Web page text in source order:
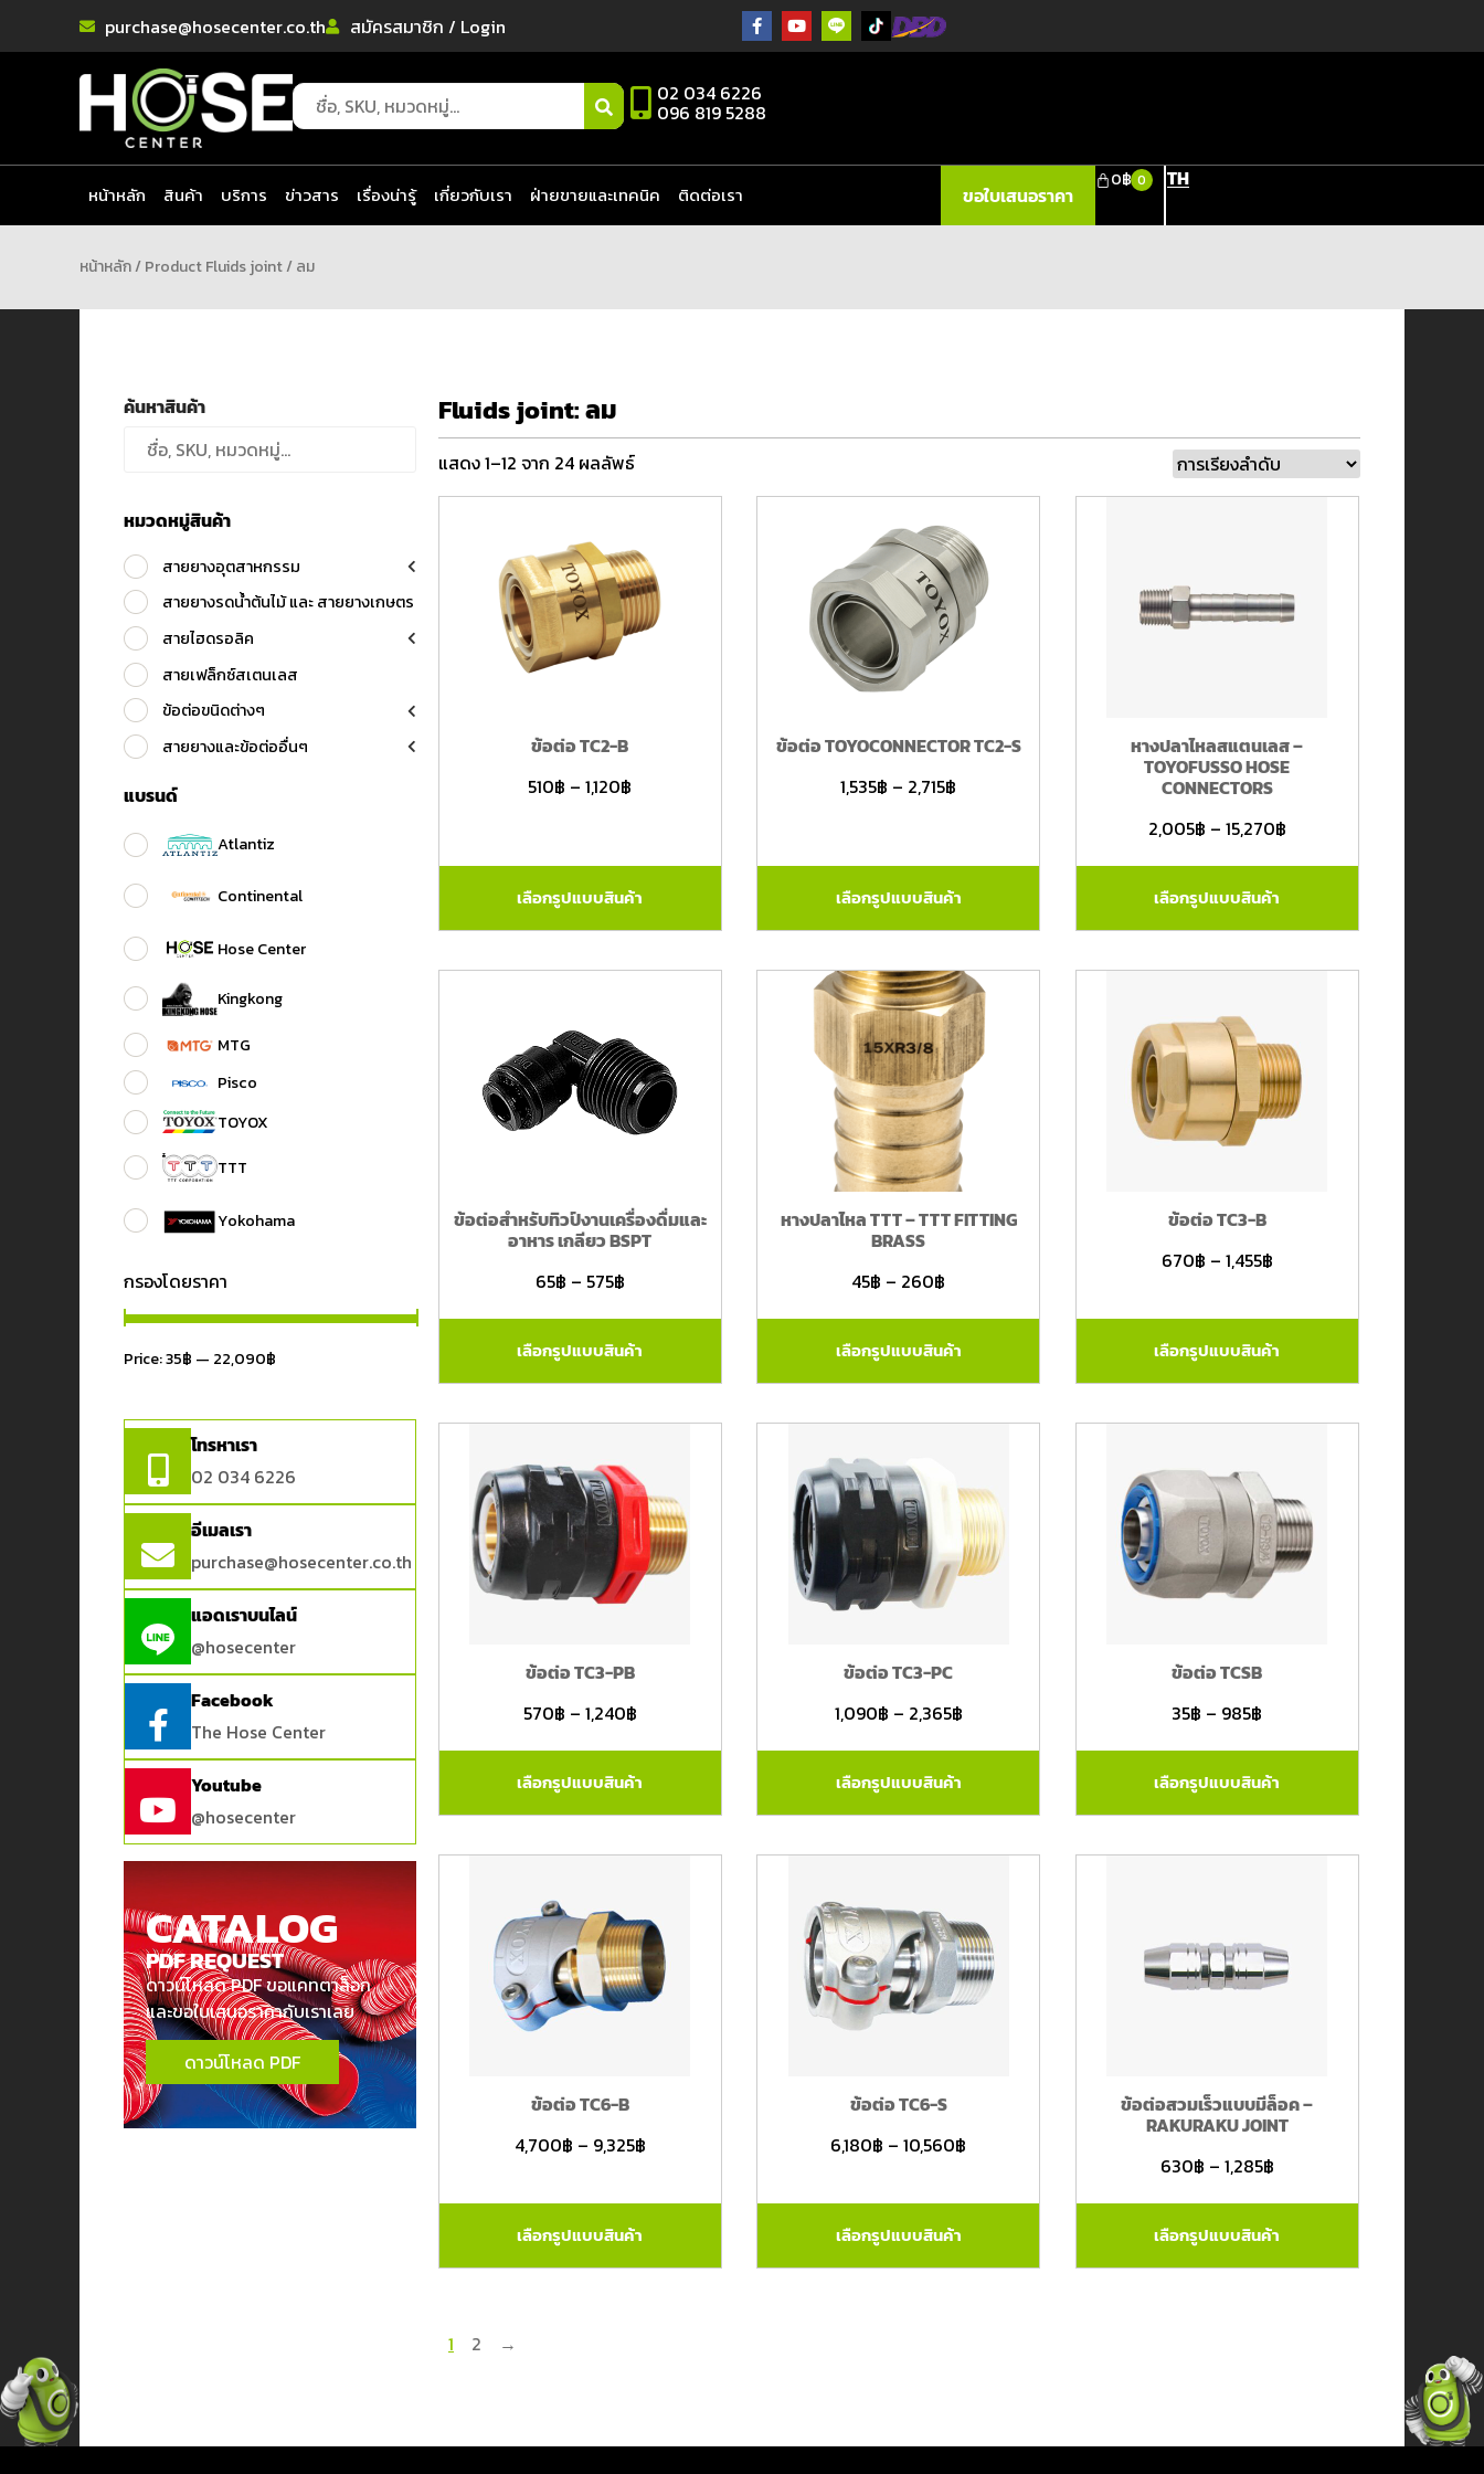
purchase@hosecenter.co.th สมัครสมาชิก / Login
02 034 6226
096 819 5288
หน้าหลัก สินค้า บริการ ข่าวสาร เรื่องน่ารู้ เกี่ยวกับเรา ฝ่ายขายและเทคนิค ติดต่อเรา ขอใบเสนอราคา
0฿ 0 TH
หน้าหลัก/ Product Fluids joint / ลม
ค้นหาสินค้า
หมวดหมู่สินค้า
สายยางอุตสาหกรรม
สายยางรดน้ำต้นไม้ และ สายยางเกษตร
สายไฮดรอลิค
สายเฟล็กซ์สเตนเลส
ข้อต่อขนิดต่างๆ
สายยางและข้อต่ออื่นๆ
แบรนด์
Atlantiz
Continental
Hose Center
Kingkong
MTG
Pisco
TOYOX
TTT
Yokohama
กรองโดยราคา
Price:35฿ — 22,090฿
โทรหาเรา
02 034 6226
อีเมลเรา
purchase@hosecenter.co.th
แอดเราบนไลน์
@hosecenter
Facebook
The Hose Center
Youtube
@hosecenter
CATALOG
PDF REQUEST
ดาวน์โหลด PDF ขอแคทตาล็อก
และขอใบเสนอราคากับเราเลย
ดาวน์โหลด PDF
Fluids joint:ลม
แสดง 1–12 จาก 24 ผลลัพธ์
ข้อต่อ TC2-B
510฿ – 1,120฿
เลือกรูปแบบสินค้า
ข้อต่อ TOYOCONNECTOR TC2-S
1,535฿ – 2,715฿
เลือกรูปแบบสินค้า
หางปลาไหลสแตนเลส –
TOYOFUSSO HOSE
CONNECTORS
2,005฿ – 15,270฿
เลือกรูปแบบสินค้า
ข้อต่อสำหรับทิวป์งานเครื่องดื่มและ
อาหาร เกลียว BSPT
65฿ – 575฿
เลือกรูปแบบสินค้า
หางปลาไหล TTT – TTT FITTING
BRASS
45฿ – 260฿
เลือกรูปแบบสินค้า
ข้อต่อ TC3-B
670฿ – 1,455฿
เลือกรูปแบบสินค้า
ข้อต่อ TC3-PB
570฿ – 1,240฿
เลือกรูปแบบสินค้า
ข้อต่อ TC3-PC
1,090฿ – 2,365฿
เลือกรูปแบบสินค้า
ข้อต่อ TCSB
35฿ – 985฿
เลือกรูปแบบสินค้า
ข้อต่อ TC6-B
4,700฿ – 9,325฿
เลือกรูปแบบสินค้า
ข้อต่อ TC6-S
6,180฿ – 10,560฿
เลือกรูปแบบสินค้า
ข้อต่อสวมเร็วแบบมีล็อค –
RAKURAKU JOINT
630฿ – 1,285฿
เลือกรูปแบบสินค้า
1 2 →